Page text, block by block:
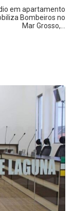
em apartamento
Bombeiros no
Mar Grosso,…